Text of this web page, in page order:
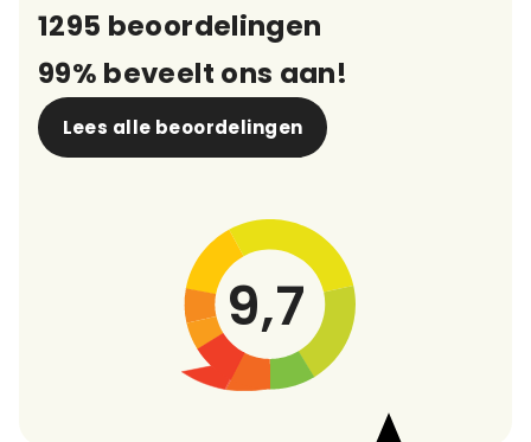
1295 beoordelingen
99% beveelt ons aan!
Lees alle beoordelingen
9,7